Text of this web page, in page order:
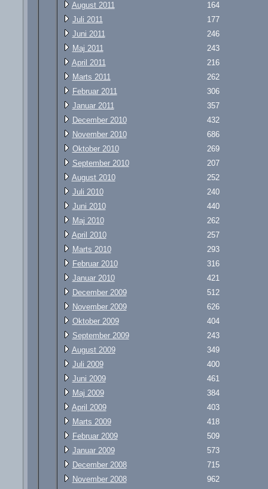
August 2011
164
Juli 2011
177
Juni 2011
246
Maj 2011
243
April 2011
216
Marts 2011
262
Februar 2011
306
Januar 2011
357
December 2010
432
November 2010
686
Oktober 2010
269
September 2010
207
August 2010
252
Juli 2010
240
Juni 2010
440
Maj 2010
262
April 2010
257
Marts 2010
293
Februar 2010
316
Januar 2010
421
December 2009
512
November 2009
626
Oktober 2009
404
September 2009
243
August 2009
349
Juli 2009
400
Juni 2009
461
Maj 2009
384
April 2009
403
Marts 2009
418
Februar 2009
509
Januar 2009
573
December 2008
715
November 2008
962